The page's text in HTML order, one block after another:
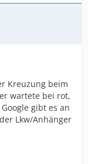
Kreuzung beim
wartete bei rot,
gibt es an
Lkw/Anhänger